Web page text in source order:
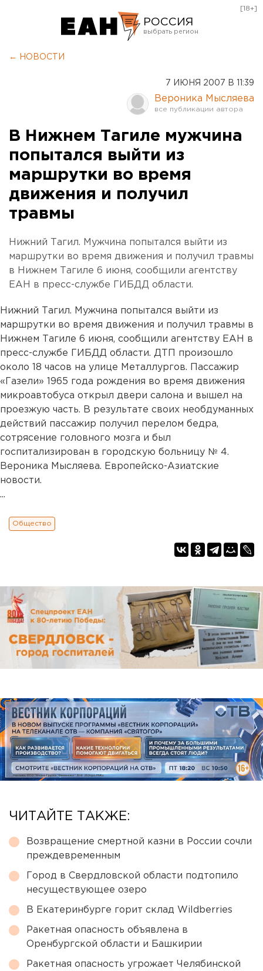
РОССИЯ
Оренбург
[18+]
← НОВОСТИ
7 ИЮНЯ 2007 В 11:39
Вероника Мысляева
В Нижнем Тагиле мужчина
попытался выйти из
маршрутки во время
движения и получил
травмы
Нижний Тагил. Мужчина попытался выйти из
маршрутки во время движения и получил травмы
в Нижнем Тагиле 6 июня, сообщили агентству
ЕАН в пресс-службе ГИБДД области.
Нижний Тагил. Мужчина попытался выйти из
маршрутки во время движения и получил травмы в
Нижнем Тагиле 6 июня, сообщили агентству ЕАН в
пресс-службе ГИБДД области. ДТП произошло
около 18 часов на улице Металлургов. Пассажир
«Газели» 1965 года рождения во время движения
микроавтобуса открыл двери салона и вышел на
проезжую часть. В результате своих необдуманных
действий пассажир получил перелом бедра,
сотрясение головного мозга и был
госпитализирован в городскую больницу № 4.
Вероника Мысляева. Европейско-Азиатские
новости.
...
Общество
ЧИТАЙТЕ ТАКЖЕ:
Возвращение смертной казни в России сочли
преждевременным
Город в Свердловской области подтопило
несуществующее озеро
В Екатеринбурге горит склад Wildberries
Ракетная опасность объявлена в
Оренбургской области и Башкирии
Ракетная опасность угрожает Челябинской